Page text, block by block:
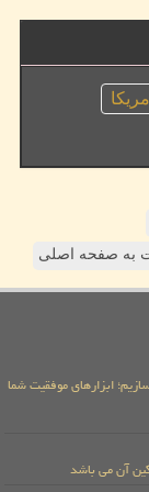
آمریكا
به صفحه اصلی
ابزارهای موفقیت شما